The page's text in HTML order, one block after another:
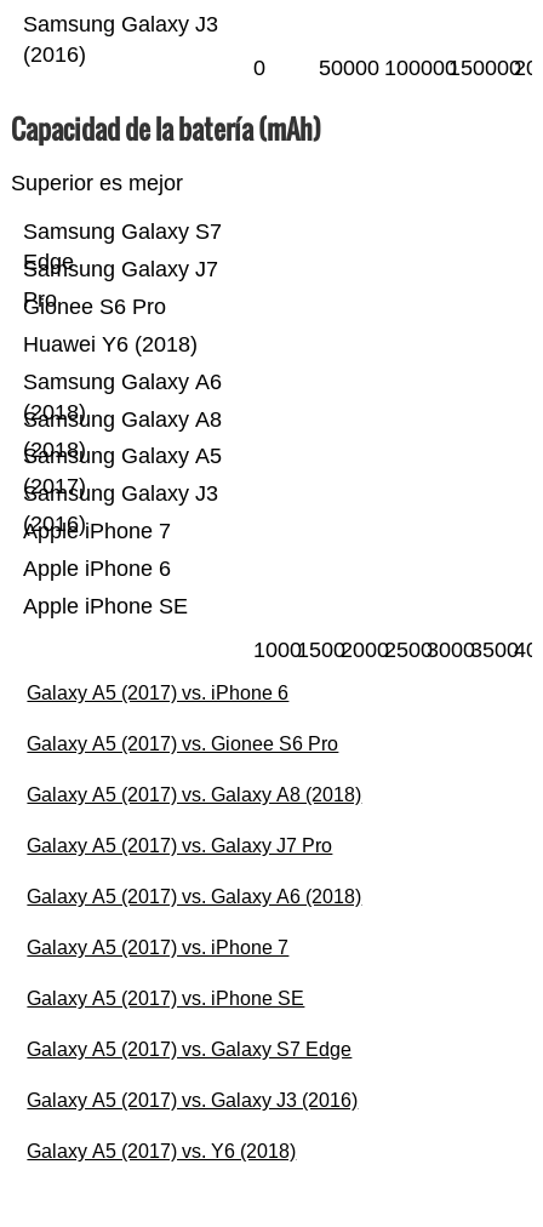
Samsung Galaxy J3
(2016)
0 50000 100000150000
Capacidad de la batería (mAh)
Superior es mejor
Apple iPhone SE
Apple iPhone 6
Apple iPhone 7
Samsung Galaxy J3
(2016)
Samsung Galaxy A5
(2017)
Samsung Galaxy A8
(2018)
Samsung Galaxy A6
(2018)
Huawei Y6 (2018)
Gionee S6 Pro
Samsung Galaxy J7
Pro
Samsung Galaxy S7
Edge
100015002000250030003500
Galaxy A5 (2017) vs. iPhone 6
Galaxy A5 (2017) vs. Gionee S6 Pro
Galaxy A5 (2017) vs. Galaxy A8 (2018)
Galaxy A5 (2017) vs. Galaxy J7 Pro
Galaxy A5 (2017) vs. Galaxy A6 (2018)
Galaxy A5 (2017) vs. iPhone 7
Galaxy A5 (2017) vs. iPhone SE
Galaxy A5 (2017) vs. Galaxy S7 Edge
Galaxy A5 (2017) vs. Galaxy J3 (2016)
Galaxy A5 (2017) vs. Y6 (2018)